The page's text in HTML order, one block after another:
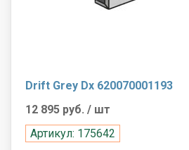
Drift Grey Dx 620070001193
12 895 руб. / шт
Артикул: 175642